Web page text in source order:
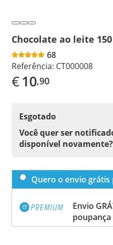
Chocolate ao leite
68
Referência: CT000008
€10,90
Esgotado
Você quer ser
disponível novamente?
Quero o envio grátis
Envio